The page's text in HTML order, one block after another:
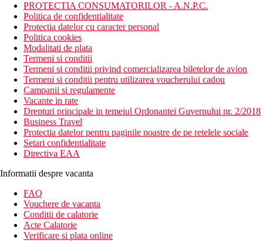
PROTECTIA CONSUMATORILOR - A.N.P.C.
Politica de confidentialitate
Protectia datelor cu caracter personal
Politica cookies
Modalitati de plata
Termeni si conditii
Termeni si conditii privind comercializarea biletelor de avion
Termeni si conditii pentru utilizarea voucherului cadou
Campanii si regulamente
Vacante in rate
Drepturi principale in temeiul Ordonantei Guvernului nr. 2/2018
Business Travel
Protectia datelor pentru paginile noastre de pe retelele sociale
Setari confidentialitate
Directiva EAA
Informatii despre vacanta
FAQ
Vouchere de vacanta
Conditii de calatorie
Acte Calatorie
Verificare si plata online